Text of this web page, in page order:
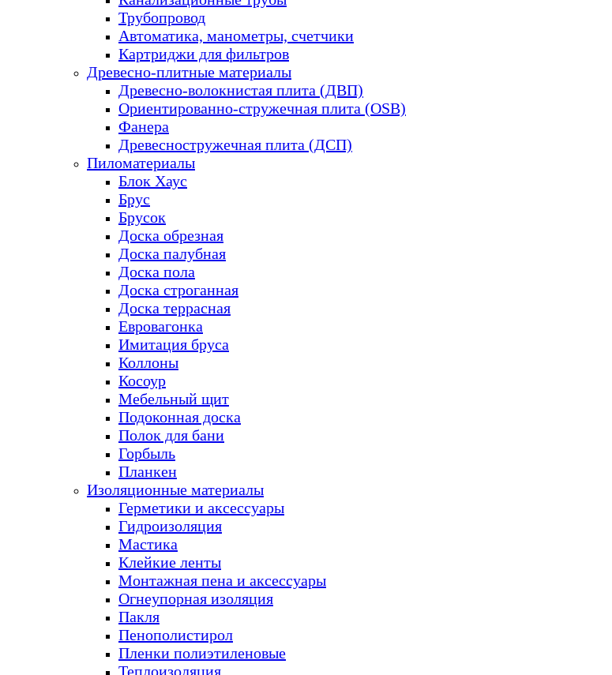
Трубопровод
Автоматика, манометры, счетчики
Картриджи для фильтров
Древесно-плитные материалы
Древесно-волокнистая плита (ДВП)
Ориентированно-стружечная плита (OSB)
Фанера
Древесностружечная плита (ДСП)
Пиломатериалы
Блок Хаус
Брус
Брусок
Доска обрезная
Доска палубная
Доска пола
Доска строганная
Доска террасная
Евровагонка
Имитация бруса
Коллоны
Косоур
Мебельный щит
Подоконная доска
Полок для бани
Горбыль
Планкен
Изоляционные материалы
Герметики и аксессуары
Гидроизоляция
Мастика
Клейкие ленты
Монтажная пена и аксессуары
Огнеупорная изоляция
Пакля
Пенополистирол
Пленки полиэтиленовые
Теплоизоляция